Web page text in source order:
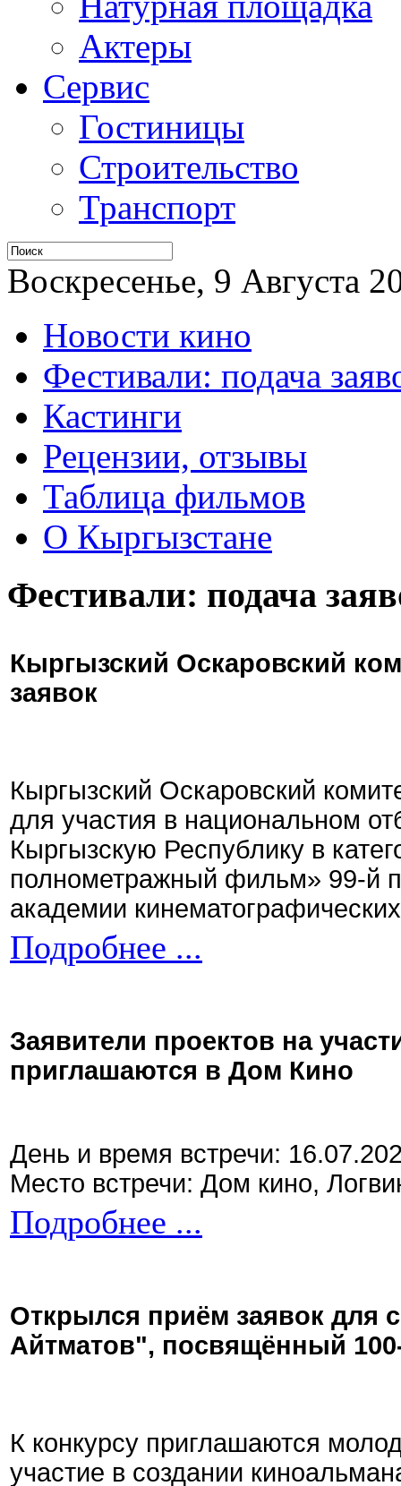
Актеры
Сервис
Гостиницы
Строительство
Транспорт
Воскресенье, 9 Августа
Новости кино
Фестивали: подача
Кастинги
Рецензии, отзывы
Таблица фильмов
О Кыргызстане
Фестивали: подача
Кыргызский Оскаровский
заявок
Кыргызский Оскаровский
для участия в национальном
Кыргызскую Республику в
полнометражный фильм» 99-й
академии
Подробнее ...
Заявители проектов на
приглашаются в Дом Кино
День и время встречи:
Место встречи: Дом кино,
Подробнее ...
Открылся приём заявок для
Айтматов", посвящённый
К конкурсу приглашаются
участие в создании